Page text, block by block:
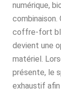
numérique,
combinaison.
coffre-fort
devient une
matériel.
présente, le
exhaustif